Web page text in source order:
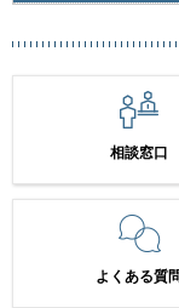
相談窓口
よくある質